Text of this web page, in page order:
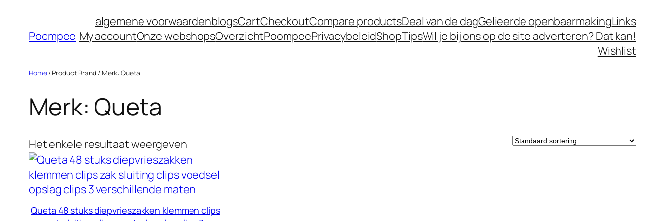
Poompee
algemene voorwaardenblogsCartCheckoutCompare productsDeal van de dagGelieerde openbaarmakingLinks
My accountOnze webshopsOverzichtPoompeePrivacybeleidShopTipsWil je bij ons op de site adverteren? Dat kan!
Wishlist
Home/ Product Brand / Merk: Queta
Merk: Queta
Het enkele resultaat weergeven
Queta 48 stuks diepvrieszakken klemmen clips